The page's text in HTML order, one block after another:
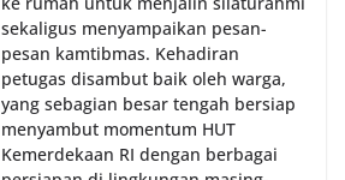
sekaligus menyampaikan pesan-
pesan kamtibmas. Kehadiran
petugas disambut baik oleh warga,
yang sebagian besar tengah bersiap
menyambut momentum HUT
Kemerdekaan RI dengan berbagai